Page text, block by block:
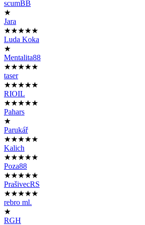
scumBB
★
Jara
★★★★★
Luda Koka
★
Mentalita88
★★★★★
taser
★★★★★
RIOIL
★★★★★
Pahars
★
Parukář
★★★★★
Kalich
★★★★★
Poza88
★★★★★
PrašivecRS
★★★★★
rebro ml.
★
RGH